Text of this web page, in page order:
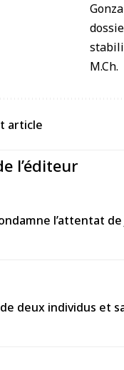
M.Ch.
article
l’éditeur
l’attentat
deux individus et